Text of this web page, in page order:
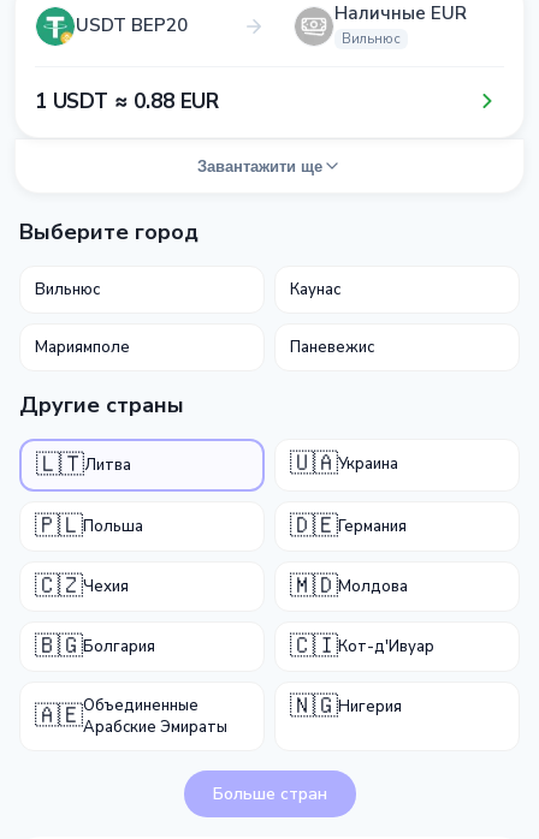
USDT BEP20 Наличные EUR
Вильнюс
1​ USDT ≈ 0​.8​8​ EUR
Завантажити ще
Выберите город
Вильнюс Каунас
Мариямполе Паневежис
Другие страны
🇱🇹Литва 🇺🇦Украина
🇵🇱Польша 🇩🇪Германия
🇨🇿Чехия 🇲🇩Молдова
🇧🇬Болгария 🇨🇮Кот-д'Ивуар
🇦🇪Объединенные
Арабские Эмираты
🇳🇬Нигерия
Больше стран